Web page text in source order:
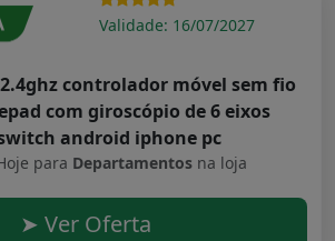
Validade: 16/07/2027
controlador móvel sem fio
com giroscópio de 6 eixos
android iphone pc
para Departamentos na loja
➤ Ver Oferta